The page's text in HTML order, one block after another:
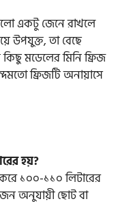
একটু জেনে রাখলে
উপযুক্ত, তা বেছে
মডেলের মিনি ফ্রিজ
ফ্রিজটি অনায়াসে
হয়?
১০০-১১০ লিটারের
অনুযায়ী ছোট বা